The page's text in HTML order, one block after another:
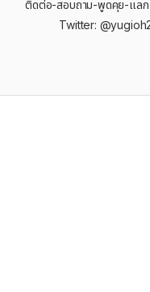
ติดต่อ-สอบถาม-พูดคุย-แลก
Twitter: